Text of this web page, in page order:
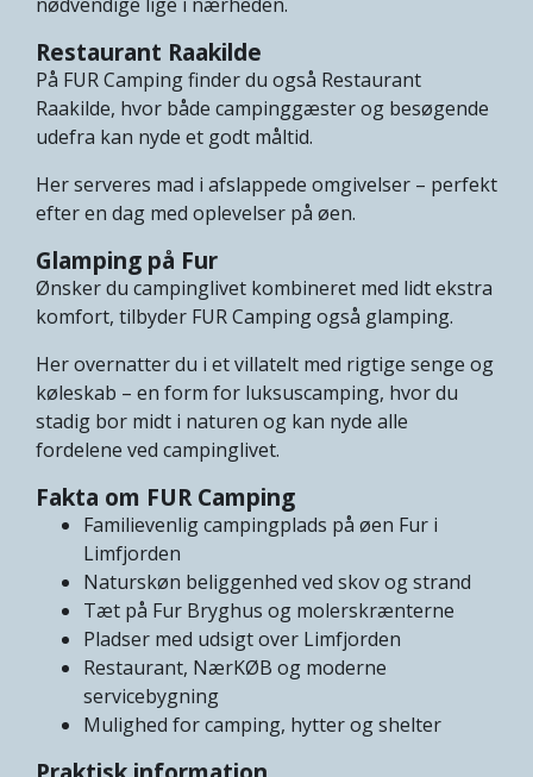
Restaurant Raakilde
På FUR Camping finder du også Restaurant
Raakilde, hvor både campinggæster og besøgende
udefra kan nyde et godt måltid.
Her serveres mad i afslappede omgivelser – perfekt
efter en dag med oplevelser på øen.
Glamping på Fur
Ønsker du campinglivet kombineret med lidt ekstra
komfort, tilbyder FUR Camping også glamping.
Her overnatter du i et villatelt med rigtige senge og
køleskab – en form for luksuscamping, hvor du
stadig bor midt i naturen og kan nyde alle
fordelene ved campinglivet.
Fakta om FUR Camping
Familievenlig campingplads på øen Fur i
Limfjorden
Naturskøn beliggenhed ved skov og strand
Tæt på Fur Bryghus og molerskrænterne
Pladser med udsigt over Limfjorden
Restaurant, NærKØB og moderne
servicebygning
Mulighed for camping, hytter og shelter